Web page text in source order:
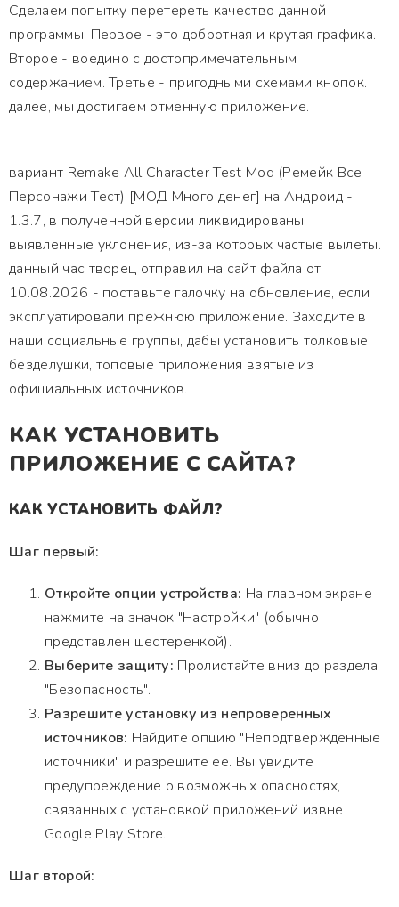
Сделаем попытку перетереть качество данной
программы. Первое - это добротная и крутая графика.
Второе - воедино с достопримечательным
содержанием. Третье - пригодными схемами кнопок.
далее, мы достигаем отменную приложение.
вариант Remake All Character Test Mod (Ремейк Все
Персонажи Тест) [МОД Много денег] на Андроид -
1.3.7, в полученной версии ликвидированы
выявленные уклонения, из-за которых частые вылеты.
данный час творец отправил на сайт файла от
10.08.2026 - поставьте галочку на обновление, если
эксплуатировали прежнюю приложение. Заходите в
наши социальные группы, дабы установить толковые
безделушки, топовые приложения взятые из
официальных источников.
КАК УСТАНОВИТЬ
ПРИЛОЖЕНИЕ С САЙТА?
КАК УСТАНОВИТЬ ФАЙЛ?
Шаг первый:
Откройте опции устройства: На главном экране
нажмите на значок "Настройки" (обычно
представлен шестеренкой).
Выберите защиту: Пролистайте вниз до раздела
"Безопасность".
Разрешите установку из непроверенных
источников: Найдите опцию "Неподтвержденные
источники" и разрешите её. Вы увидите
предупреждение о возможных опасностях,
связанных с установкой приложений извне
Google Play Store.
Шаг второй: